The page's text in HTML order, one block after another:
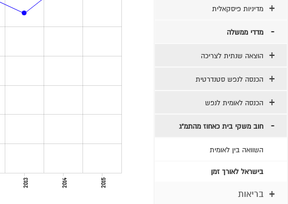
מדיניות פיסקאלית
מדדי ממשלה
הוצאה שנתית לצריכה
הכנסה לנפש סטנדרטית
הכנסה לאומית לנפש
חוב משקי בית כאחוז מהתמ"ג
השוואה בין לאומית
בישראל לאורך זמן
בריאות
2013 2014 2015